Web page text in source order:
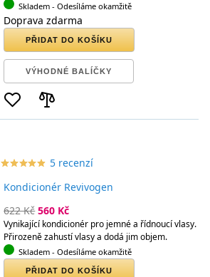
Skladem - Odesíláme okamžitě
Doprava zdarma
PŘIDAT DO KOŠÍKU
VÝHODNÉ BALÍČKY
star_borderstar_borderstar_borderstar_borderstar_border
starstarstarstarstar 5 recenzí
Kondicionér Revivogen
622 Kč 560 Kč
Vynikající kondicionér pro jemné a řídnoucí vlasy.
Přirozeně zahustí vlasy a dodá jim objem.
Skladem - Odesíláme okamžitě
PŘIDAT DO KOŠÍKU